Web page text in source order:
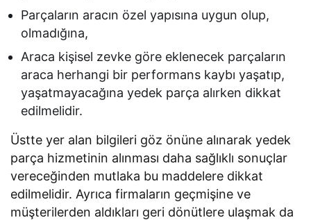
Parçaların aracın özel yapısına uygun olup,
olmadığına,
Araca kişisel zevke göre eklenecek parçaların
araca herhangi bir performans kaybı yaşatıp,
yaşatmayacağına yedek parça alırken dikkat
edilmelidir.
Üstte yer alan bilgileri göz önüne alınarak yedek
parça hizmetinin alınması daha sağlıklı sonuçlar
vereceğinden mutlaka bu maddelere dikkat
edilmelidir. Ayrıca firmaların geçmişine ve
müşterilerden aldıkları geri dönütlere ulaşmak da